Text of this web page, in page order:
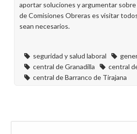
aportar soluciones y argumentar
de Comisiones Obreras es visitar
sean necesarios.
seguridad y salud laboral
central de Granadilla
central
central de Barranco de Tirajana